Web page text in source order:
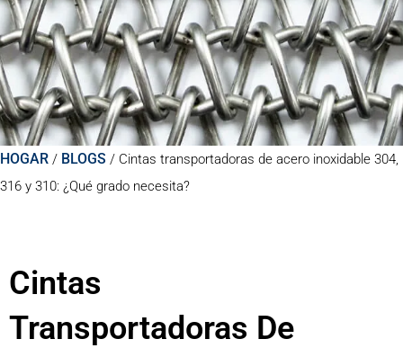
HOGAR / BLOGS / Cintas transportadoras de acero inoxidable 304,
316 y 310: ¿Qué grado necesita?
Cintas
Transportadoras De